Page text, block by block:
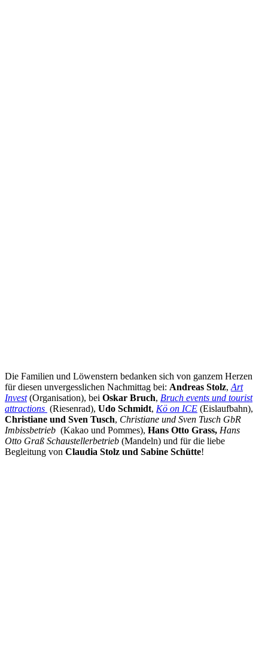
Die Familien und Löwenstern bedanken sich von ganzem Herzen
für diesen unvergesslichen Nachmittag bei: Andreas Stolz, Art
Invest(Organisation), bei Oskar Bruch, Bruch events und tourist
attractions (Riesenrad), Udo Schmidt, Kö on ICE (Eislaufbahn),
Christiane und Sven Tusch, Christiane und Sven Tusch GbR
Imbissbetrieb (Kakao und Pommes), Hans Otto Grass, Hans
Otto Graß Schaustellerbetrieb (Mandeln) und für die liebe
Begleitung von Claudia Stolz und Sabine Schütte!